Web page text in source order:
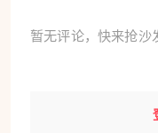
链，打造出“从田间
暂无评论，快来抢沙